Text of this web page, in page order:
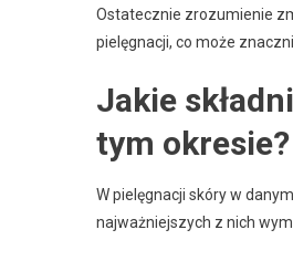
Ostatecznie zrozumienie
pielęgnacji, co może
Jakie
tym okresie?
W pielęgnacji skóry w
najważniejszych z nich